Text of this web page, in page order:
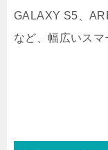
GALAXY S5、
など、幅広いスマ